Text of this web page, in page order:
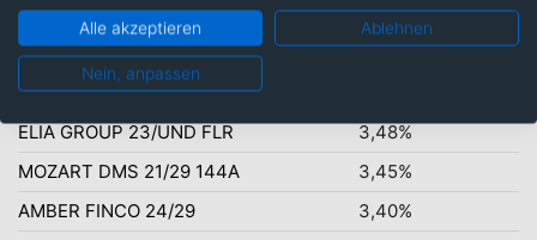
Top-Ten Titel
BELGIQUE 25/10.12.26
4,90%
VEOLIA ENV. 20/UND. FLR
ELIA GROUP 23/UND FLR
3,48%
MOZART DMS 21/29 144A
3,45%
AMBER FINCO 24/29
3,40%
Alle akzeptieren Ablehnen
Nein, anpassen